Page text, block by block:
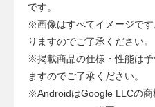
です。
※画像はすべてイメージで
りますのでご了承ください。
※掲載商品の仕様・性能は
ますのでご了承ください。
※AndroidはGoogle LLCの商